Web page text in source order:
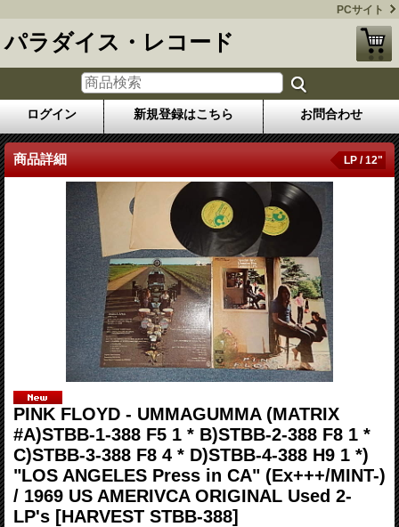
PCサイト
パラダイス・レコード
ログイン 新規登録はこちら お問合わせ
商品詳細 LP / 12"
PINK FLOYD - UMMAGUMMA (MATRIX
#A)STBB-1-388 F5 1 * B)STBB-2-388 F8 1 *
C)STBB-3-388 F8 4 * D)STBB-4-388 H9 1 *)
"LOS ANGELES Press in CA" (Ex+++/MINT-)
/ 1969 US AMERIVCA ORIGINAL Used 2-
LP's [HARVEST STBB-388]